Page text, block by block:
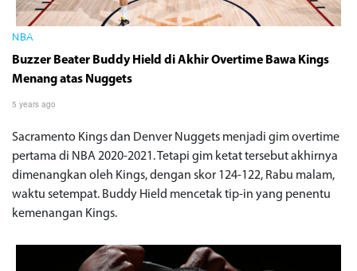
NBA
Buzzer Beater Buddy Hield di Akhir Overtime Bawa Kings
Menang atas Nuggets
5 years ago
Sacramento Kings dan Denver Nuggets menjadi gim overtime
pertama di NBA 2020-2021. Tetapi gim ketat tersebut akhirnya
dimenangkan oleh Kings, dengan skor 124-122, Rabu malam,
waktu setempat. Buddy Hield mencetak tip-in yang penentu
kemenangan Kings.